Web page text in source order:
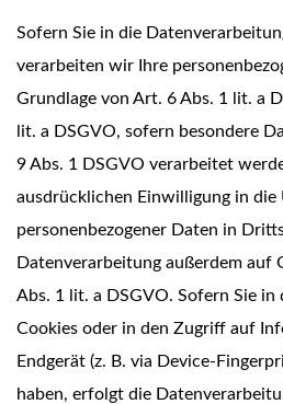
Sofern Sie in die
verarbeiten wir Ihre
Grundlage von Art. 6 Abs. 1 lit. a
lit. a DSGVO, sofern besondere
9 Abs. 1 DSGVO verarbeitet
ausdrücklichen Einwilligung in die
personenbezogener Daten in
Datenverarbeitung außerdem auf
Abs. 1 lit. a DSGVO. Sofern Sie in
Cookies oder in den Zugriff auf
Endgerät (z. B. via Device-
haben, erfolgt die